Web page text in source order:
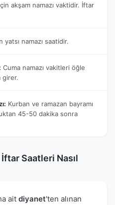
akşam namazı vaktidir. İftar
namazı saatidir.
Cuma namazı vakitleri öğle
girer.
Kurban ve ramazan bayramı
45-50 dakika sonra
Saatleri Nasıl
ait diyanet'ten alınan